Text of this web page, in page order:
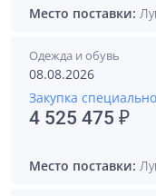
Место поставки:
Одежда и обувь
08.08.2026
Закупка
4 525 475 ₽
Место поставки: